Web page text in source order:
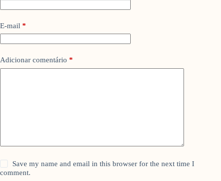
E-mail *
Adicionar comentário *
Save my name and email in this browser for the next time I
comment.